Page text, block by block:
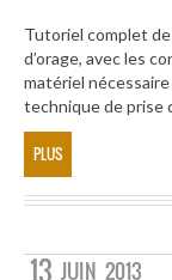
Tutoriel complet
d’orage, avec les
matériel
technique de prise
PLUS
13 JUIN 2013